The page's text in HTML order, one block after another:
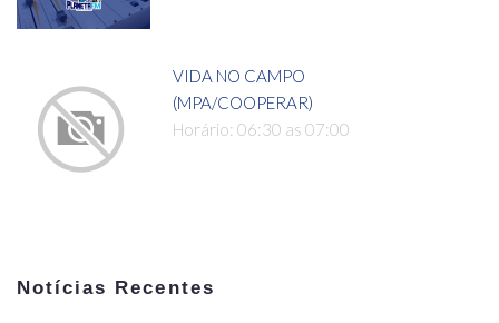
VIDA NO CAMPO
(MPA/COOPERAR)
Horário: 06:30 as 07:00
Notícias Recentes